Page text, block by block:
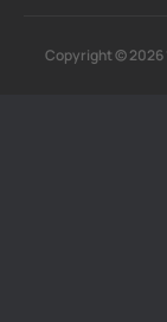
Copyright © 2026